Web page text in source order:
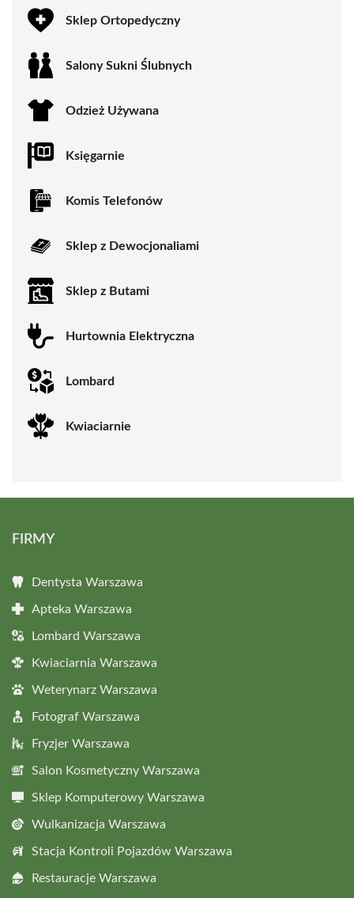
Sklep Ortopedyczny
Salony Sukni Ślubnych
Odzież Używana
Księgarnie
Komis Telefonów
Sklep z Dewocjonaliami
Sklep z Butami
Hurtownia Elektryczna
Lombard
Kwiaciarnie
FIRMY
Dentysta Warszawa
Apteka Warszawa
Lombard Warszawa
Kwiaciarnia Warszawa
Weterynarz Warszawa
Fotograf Warszawa
Fryzjer Warszawa
Salon Kosmetyczny Warszawa
Sklep Komputerowy Warszawa
Wulkanizacja Warszawa
Stacja Kontroli Pojazdów Warszawa
Restauracje Warszawa